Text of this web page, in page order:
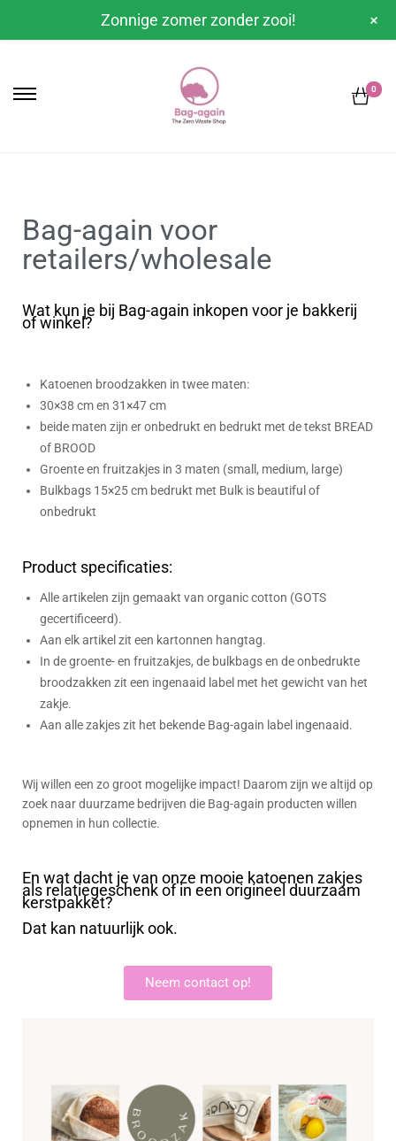
0
Bag-again voor
retailers/wholesale
Wat kun je bij Bag-again inkopen voor je bakkerij
of winkel?
Katoenen broodzakken in twee maten:
30×38 cm en 31×47 cm
beide maten zijn er onbedrukt en bedrukt met de tekst BREAD
of BROOD
Groente en fruitzakjes in 3 maten (small, medium, large)
Bulkbags 15×25 cm bedrukt met Bulk is beautiful of
onbedrukt
Product specificaties:
Alle artikelen zijn gemaakt van organic cotton (GOTS
gecertificeerd).
Aan elk artikel zit een kartonnen hangtag.
In de groente- en fruitzakjes, de bulkbags en de onbedrukte
broodzakken zit een ingenaaid label met het gewicht van het
zakje.
Aan alle zakjes zit het bekende Bag-again label ingenaaid.
Wij willen een zo groot mogelijke impact! Daarom zijn we altijd op
zoek naar duurzame bedrijven die Bag-again producten willen
opnemen in hun collectie.
En wat dacht je van onze mooie katoenen zakjes
als relatiegeschenk of in een origineel duurzaam
kerstpakket?
Dat kan natuurlijk ook.
Neem contact op!
Zonnige zomer zonder zooi! +